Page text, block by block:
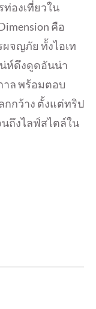
องเที่ยวใน
คือ
จญภัย ทั้งไอเท
น่ห์ดึงดูดอันน่า
ล พร้อมตอบ
กกว้าง ตั้งแต่ทริป
ถึงไลฟ์สไตล์ใน